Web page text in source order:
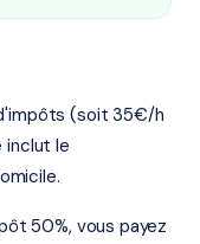
(soit 35€/h
inclut le
50%, vous payez